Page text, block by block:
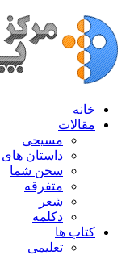
خانه
مقالات
مسیحی
داستان های
سخن شما
متفرقه
شعر
دکلمه
کتاب ها
تعلیمی